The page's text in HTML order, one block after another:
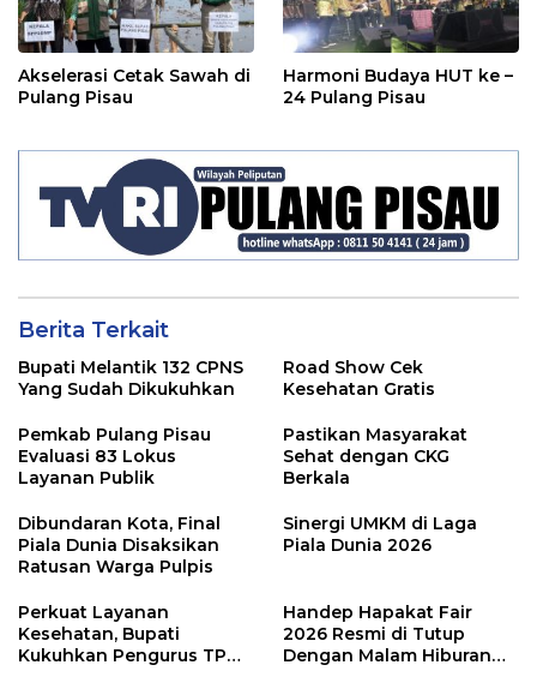
Akselerasi Cetak Sawah di
Pulang Pisau
Harmoni Budaya HUT ke –
24 Pulang Pisau
Berita Terkait
Bupati Melantik 132 CPNS
Yang Sudah Dikukuhkan
Road Show Cek
Kesehatan Gratis
Pemkab Pulang Pisau
Evaluasi 83 Lokus
Layanan Publik
Pastikan Masyarakat
Sehat dengan CKG
Berkala
Dibundaran Kota, Final
Piala Dunia Disaksikan
Ratusan Warga Pulpis
Sinergi UMKM di Laga
Piala Dunia 2026
Perkuat Layanan
Kesehatan, Bupati
Kukuhkan Pengurus TP
Handep Hapakat Fair
2026 Resmi di Tutup
Dengan Malam Hiburan